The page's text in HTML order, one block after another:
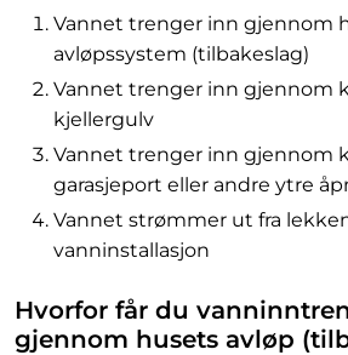
Vannet trenger inn gjennom
avløpssystem (tilbakeslag)
Vannet trenger inn gjennom
kjellergulv
Vannet trenger inn gjennom
garasjeport eller andre ytre
Vannet strømmer ut fra
vanninstallasjon
Hvorfor får du
gjennom husets avløp